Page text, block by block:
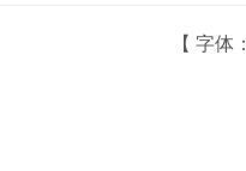
【 字体：